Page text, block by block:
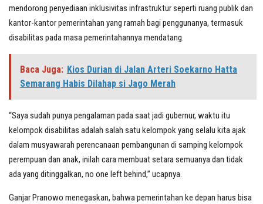
mendorong penyediaan inklusivitas infrastruktur seperti ruang publik dan
kantor-kantor pemerintahan yang ramah bagi penggunanya, termasuk
disabilitas pada masa pemerintahannya mendatang.
Baca Juga: Kios Durian di Jalan Arteri Soekarno Hatta
Semarang Habis Dilahap si Jago Merah
“Saya sudah punya pengalaman pada saat jadi gubernur, waktu itu
kelompok disabilitas adalah salah satu kelompok yang selalu kita ajak
dalam musyawarah perencanaan pembangunan di samping kelompok
perempuan dan anak, inilah cara membuat setara semuanya dan tidak
ada yang ditinggalkan, no one left behind,” ucapnya.
Ganjar Pranowo menegaskan, bahwa pemerintahan ke depan harus bisa